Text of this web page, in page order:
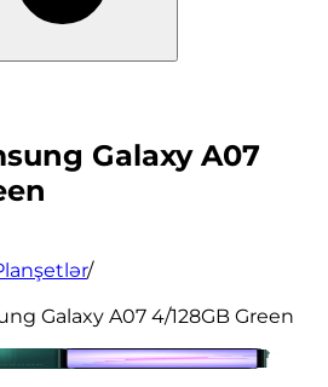
Galaxy A07
/
Galaxy A07 4/128GB Green